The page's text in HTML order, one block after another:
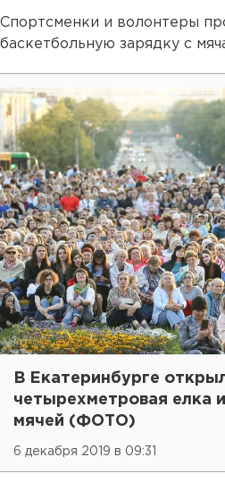
Спортсменки и волонтеры
баскетбольную зарядку с
В Екатеринбурге
четырехметровая елка
мячей (ФОТО)
6 декабря 2019 в 09:31